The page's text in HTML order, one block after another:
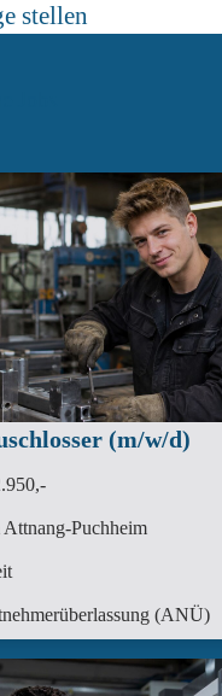
stellen
(m/w/d)
Attnang-Puchheim
(ANÜ)